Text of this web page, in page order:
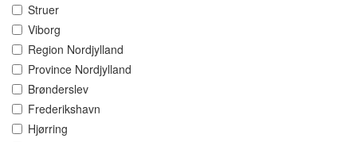
Struer
Viborg
Region Nordjylland
Province Nordjylland
Brønderslev
Frederikshavn
Hjørring